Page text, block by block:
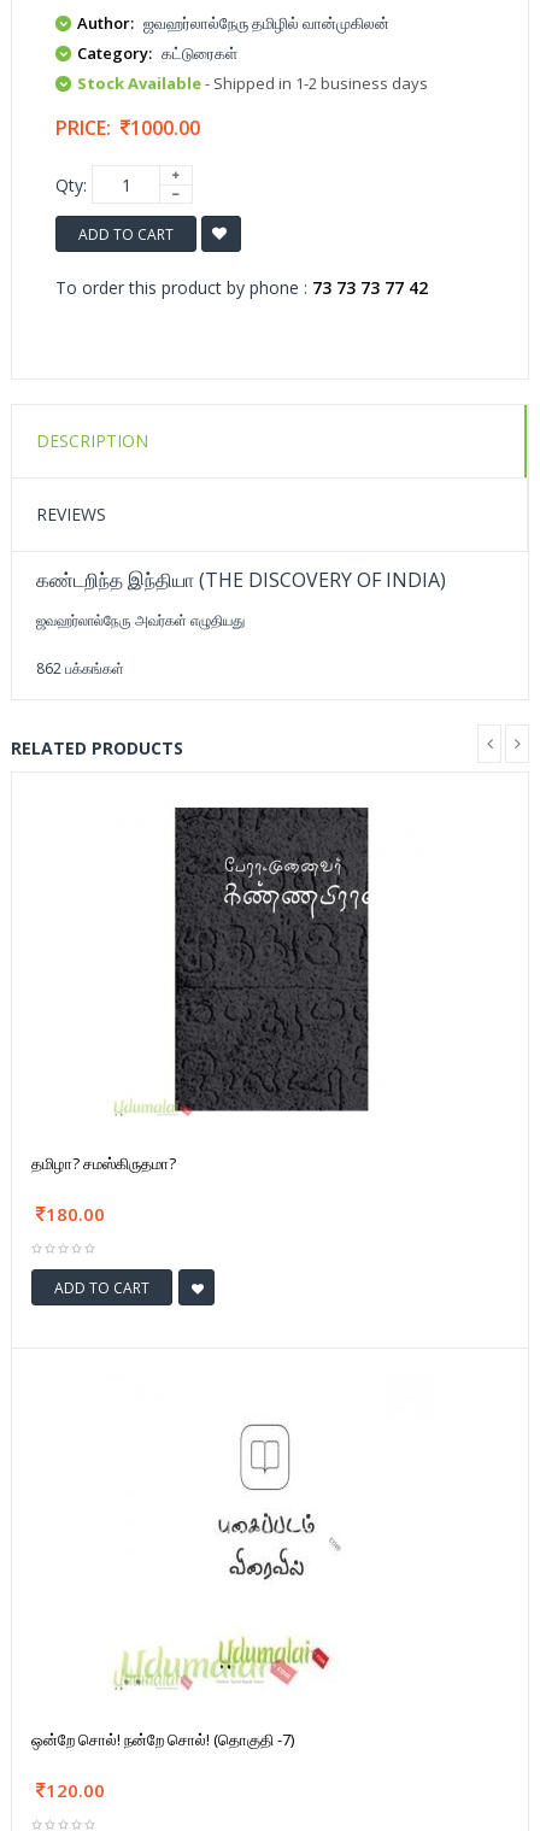
Author: ஜவஹர்லால்நேரு தமிழில் வான்முகிலன்
Category: கட்டுரைகள்
Stock Available- Shipped in 1-2 business days
PRICE: 1000.00
Qty:
ADD TO CART
To order this product by phone : 73 73 73 77 42
DESCRIPTION
REVIEWS
கண்டறிந்த இந்தியா (THE DISCOVERY OF INDIA)
ஜவஹர்லால்நேரு அவர்கள் எழுதியது
862 பக்கங்கள்
RELATED PRODUCTS
தமிழா? சமஸ்கிருதமா?
180.00
ADD TO CART
ஒன்றே சொல்! நன்றே சொல்! (தொகுதி -7)
120.00